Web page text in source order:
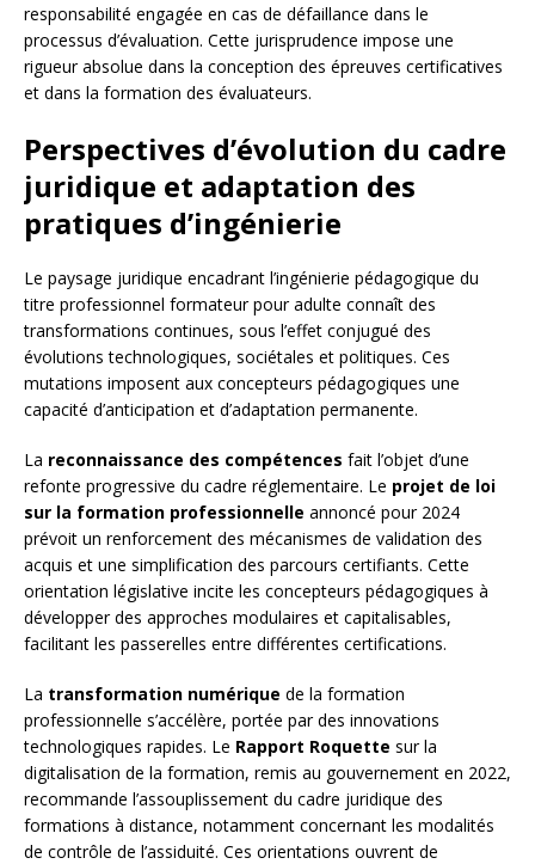
responsabilité engagée en cas de défaillance dans le
processus d’évaluation. Cette jurisprudence impose une
rigueur absolue dans la conception des épreuves certificatives
et dans la formation des évaluateurs.
Perspectives d’évolution du cadre
juridique et adaptation des
pratiques d’ingénierie
Le paysage juridique encadrant l’ingénierie pédagogique du
titre professionnel formateur pour adulte connaît des
transformations continues, sous l’effet conjugué des
évolutions technologiques, sociétales et politiques. Ces
mutations imposent aux concepteurs pédagogiques une
capacité d’anticipation et d’adaptation permanente.
La reconnaissance des compétences fait l’objet d’une
refonte progressive du cadre réglementaire. Le projet de loi
sur la formation professionnelle annoncé pour 2024
prévoit un renforcement des mécanismes de validation des
acquis et une simplification des parcours certifiants. Cette
orientation législative incite les concepteurs pédagogiques à
développer des approches modulaires et capitalisables,
facilitant les passerelles entre différentes certifications.
La transformation numérique de la formation
professionnelle s’accélère, portée par des innovations
technologiques rapides. Le Rapport Roquette sur la
digitalisation de la formation, remis au gouvernement en 2022,
recommande l’assouplissement du cadre juridique des
formations à distance, notamment concernant les modalités
de contrôle de l’assiduité. Ces orientations ouvrent de